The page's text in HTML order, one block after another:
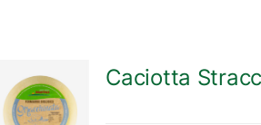
DETTAGLI
Caciotta